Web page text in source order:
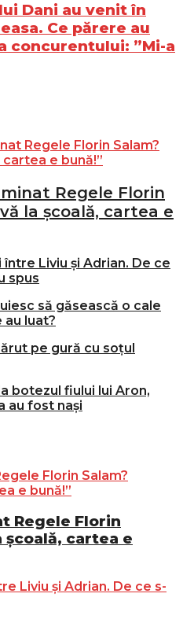
Dani au venit în
Ce părere au
concurentului: ”Mi-a
Regele Florin
la școală, cartea e
Liviu și Adrian. De ce
spus
să găsească o cale
au luat?
pe gură cu soțul
botezul fiului lui Aron,
au fost nași
Regele Florin
școală, cartea e